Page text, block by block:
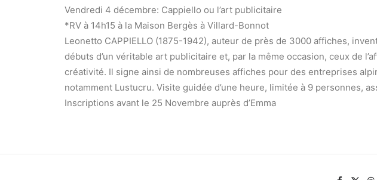
Vendredi 4 décembre: Cappiello ou l’art publicitaire
*RV à 14h15 à la Maison Bergès à Villard-Bonnot
Leonetto CAPPIELLO (1875-1942), auteur de près de 3000 affiches,
débuts d’un véritable art publicitaire et, par la même occasion, ceux de
créativité. Il signe ainsi de nombreuses affiches pour des entreprises
notamment Lustucru. Visite guidée d’une heure, limitée à 9 personnes,
Inscriptions avant le 25 Novembre auprès d’Emma